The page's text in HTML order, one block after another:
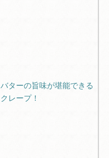
バターの旨味が堪能できる
クレープ！